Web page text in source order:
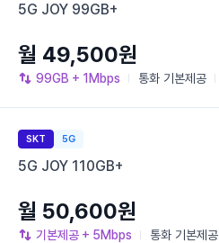
5G JOY 99GB+
99GB + 1Mbps 통화 기본제공
월 49,500원
SKT 5G
5G JOY 110GB+
기본제공 + 5Mbps 통화 기본제공
월 50,600원